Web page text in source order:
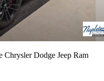
Chrysler Dodge Jeep Ram